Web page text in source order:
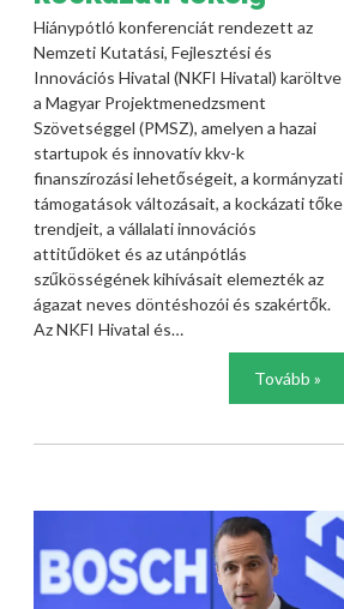
Hiánypótló konferenciát rendezett az
Nemzeti Kutatási, Fejlesztési és
Innovációs Hivatal (NKFI Hivatal) karöltve
a Magyar Projektmenedzsment
Szövetséggel (PMSZ), amelyen a hazai
startupok és innovatív kkv-k
finanszírozási lehetőségeit, a kormányzati
támogatások változásait, a kockázati tőke
trendjeit, a vállalati innovációs
attitűdöket és az utánpótlás
szűkösségének kihívásait elemezték az
ágazat neves döntéshozói és szakértők.
Az NKFI Hivatal és…
Tovább »